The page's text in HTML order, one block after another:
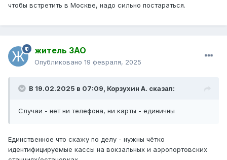
чтобы встретить в Москве, надо сильно постараться.
житель ЗАО
Опубликовано 19 февраля, 2025
В 19.02.2025 в 07:09, Корзухин А. сказал:
Случаи - нет ни телефона, ни карты - единичны
Единственное что скажу по делу - нужны чётко
идентифицируемые кассы на вокзальных и аэропортовских